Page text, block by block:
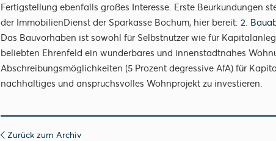
Fertigstellung ebenfalls großes Interesse. Erste Beurkundungen
der ImmobilienDienst der Sparkasse Bochum, hier bereit:2.
Das Bauvorhaben ist sowohl für Selbstnutzer wie für
beliebten Ehrenfeld ein wunderbares und innenstadtnahes
Abschreibungsmöglichkeiten (5 Prozent degressive AfA) für
nachhaltiges und anspruchsvolles Wohnprojekt zu investieren.
Zurück zum Archiv